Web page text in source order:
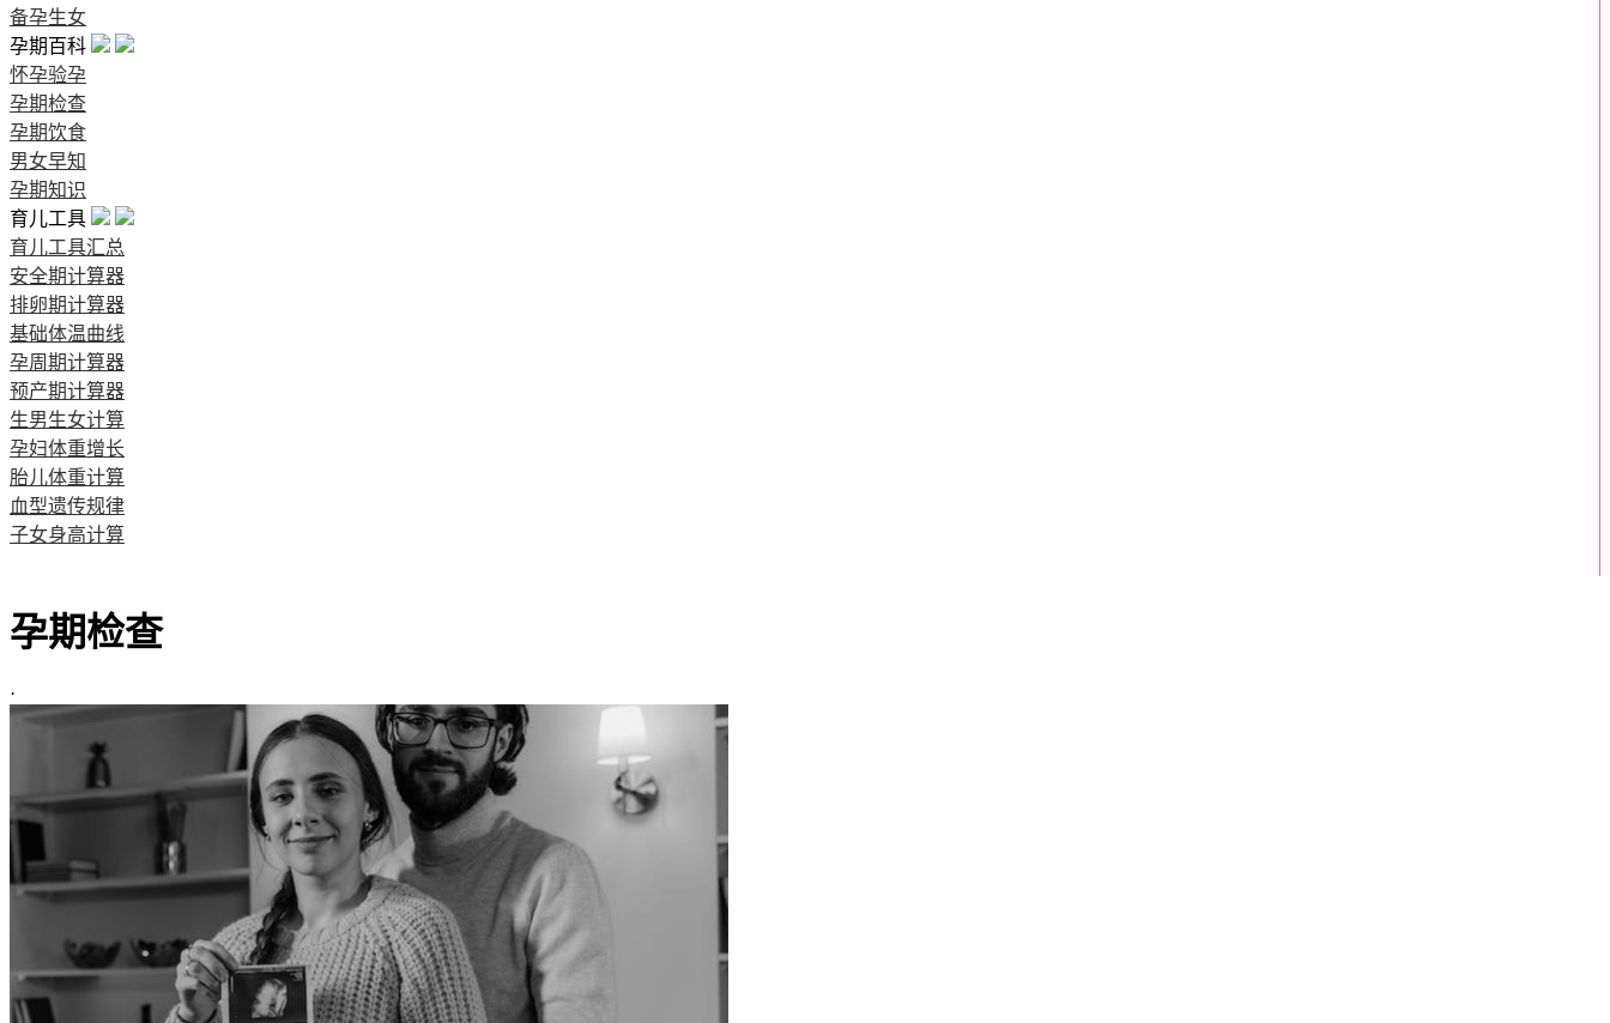
备孕生女
孕期百科
怀孕验孕
孕期检查
孕期饮食
男女早知
孕期知识
育儿工具
育儿工具汇总
安全期计算器
排卵期计算器
基础体温曲线
孕周期计算器
预产期计算器
生男生女计算
孕妇体重增长
胎儿体重计算
血型遗传规律
子女身高计算
孕期检查
·